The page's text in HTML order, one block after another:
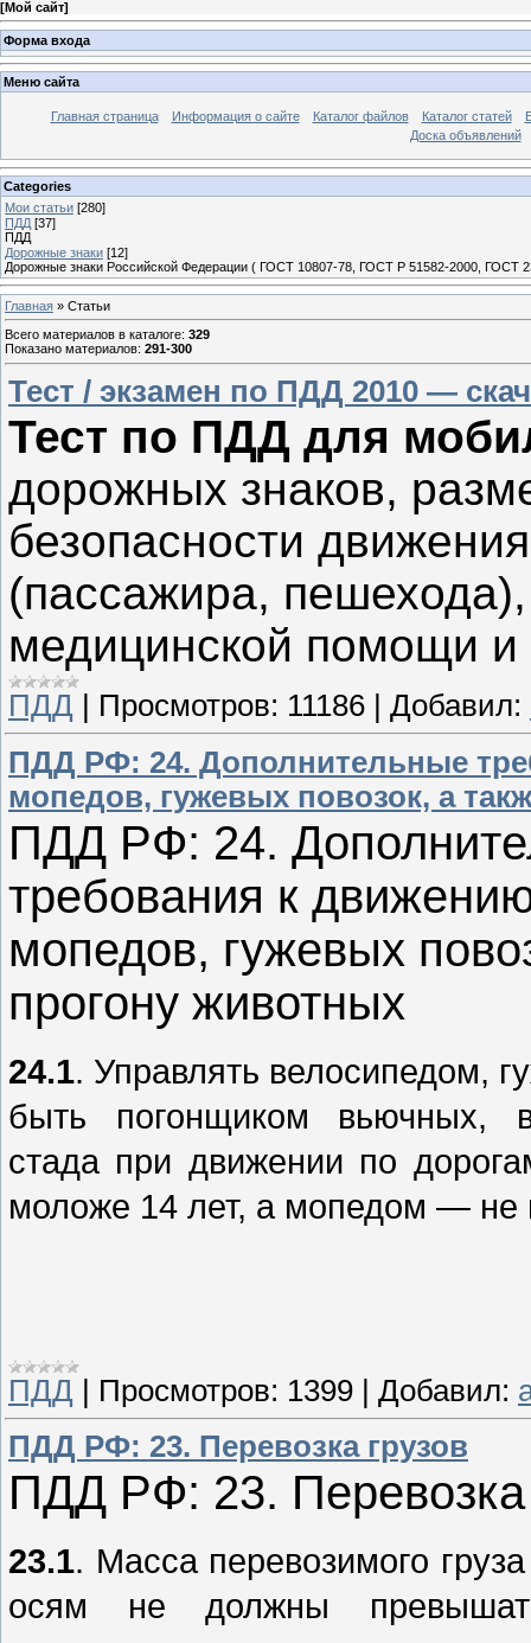
[Мой сайт]
Форма входа
Меню сайта
Главная страница Информация о сайте Каталог файлов Каталог статей
Доска объявлений
Categories
Мои статьи [280]
ПДД [37]
ПДД
Дорожные знаки [12]
Дорожные знаки Российской Федерации ( ГОСТ 10807-78, ГОСТ Р 51582-2000, ГОСТ
Главная » Статьи
Всего материалов в каталоге: 329
Показано материалов: 291-300
Тест / экзамен по ПДД 2010 —
Тест по ПДД для
дорожных знаков,
безопасности
(пассажира,
медицинской помощи и
ПДД Просмотров: 11186 Добавил:
ПДД РФ: 24. Дополнительные
мопедов, гужевых повозок, а
ПДД РФ: 24.
требования к
мопедов, гужевых
прогону животных
24.1. Управлять велосипедом,
быть погонщиком вьючных,
стада при движении по
моложе 14 лет, а мопедом — не
ПДД | Просмотров: 1399 | Добавил:
ПДД РФ: 23. Перевозка грузов
ПДД РФ: 23. Перевозка
23.1. Масса перевозимого
осям не должны